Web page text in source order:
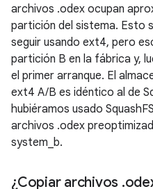
archivos .odex ocupan
partición del sistema. Esto
seguir usando ext4, pero
partición B en la fábrica y,
el primer arranque. El
ext4 A/B es idéntico al de
hubiéramos usado
archivos .odex
system_b.
¿Copiar archivos .